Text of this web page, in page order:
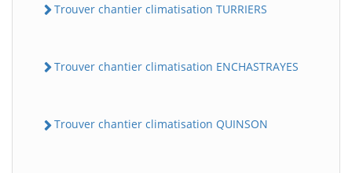
Trouver chantier climatisation TURRIERS
Trouver chantier climatisation ENCHASTRAYES
Trouver chantier climatisation QUINSON